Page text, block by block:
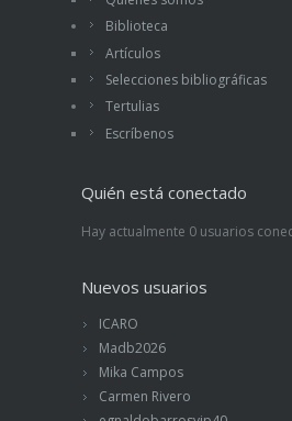
Biblioteca
Artículos
Selecciones bibliográficas
Tertulias
Escríbenos
Quién está conectado
Hay actualmente 0 usuarios
Nuevos usuarios
ICARO
Madb2026
Mika Campos
Carmen Rivero